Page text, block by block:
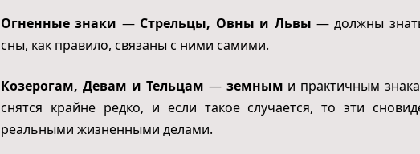
Огненные знаки — Стрельцы, Овны и Львы — должны
сны, как правило, связаны с ними самими.
Козерогам, Девам и Тельцам — земным и практичным
снятся крайне редко, и если такое случается, то эти
реальными жизненными делами.